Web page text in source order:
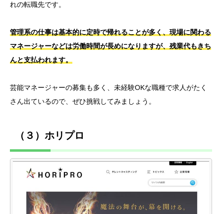
れの転職先です。
管理系の仕事は基本的に定時で帰れることが多く、現場に関わる
マネージャーなどは労働時間が長めになりますが、残業代もきち
んと支払われます。
芸能マネージャーの募集も多く、未経験OKな職種で求人がたく
さん出ているので、ぜひ挑戦してみましょう。
（３）ホリプロ